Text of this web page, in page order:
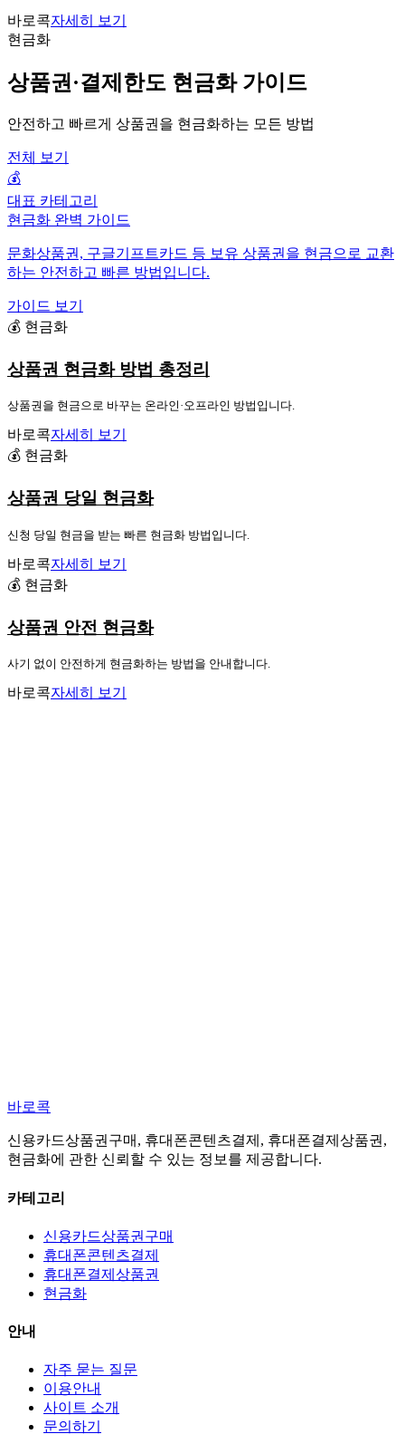
바로콕자세히 보기
현금화
상품권·결제한도 현금화 가이드
안전하고 빠르게 상품권을 현금화하는 모든 방법
전체 보기
💰
대표 카테고리
현금화 완벽 가이드
문화상품권, 구글기프트카드 등 보유 상품권을 현금으로 교환
하는 안전하고 빠른 방법입니다.
가이드 보기
💰 현금화
상품권 현금화 방법 총정리
상품권을 현금으로 바꾸는 온라인·오프라인 방법입니다.
바로콕자세히 보기
💰 현금화
상품권 당일 현금화
신청 당일 현금을 받는 빠른 현금화 방법입니다.
바로콕자세히 보기
💰 현금화
상품권 안전 현금화
사기 없이 안전하게 현금화하는 방법을 안내합니다.
바로콕자세히 보기
바로콕
신용카드상품권구매, 휴대폰콘텐츠결제, 휴대폰결제상품권,
현금화에 관한 신뢰할 수 있는 정보를 제공합니다.
카테고리
신용카드상품권구매
휴대폰콘텐츠결제
휴대폰결제상품권
현금화
안내
자주 묻는 질문
이용안내
사이트 소개
문의하기